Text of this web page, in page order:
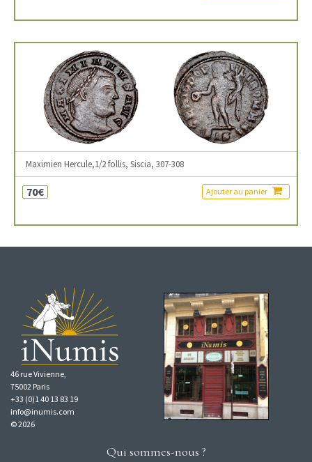
Maximien Hercule,1/2 follis, Siscia, 307-308
70€ Ajouter au panier
46 rue Vivienne,
75002 Paris
+33 (0)1 40 13 83 19
info@inumis.com
© 2026
Qui sommes-nous ?